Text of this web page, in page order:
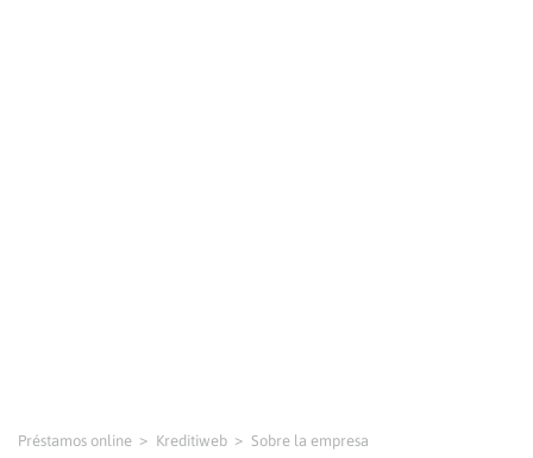
Préstamos online Kreditiweb Sobre la empresa